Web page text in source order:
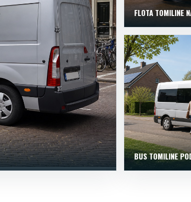
FLOTA TOMILINE
BUS TOMILINE